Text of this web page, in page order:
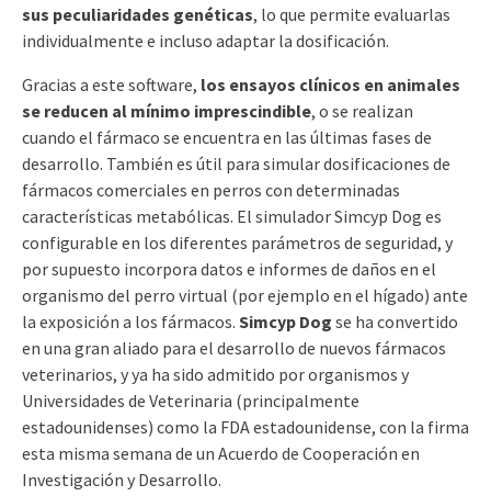
sus peculiaridades genéticas, lo que permite evaluarlas
individualmente e incluso adaptar la dosificación.
Gracias a este software, los ensayos clínicos en animales
se reducen al mínimo imprescindible, o se realizan
cuando el fármaco se encuentra en las últimas fases de
desarrollo. También es útil para simular dosificaciones de
fármacos comerciales en perros con determinadas
características metabólicas. El simulador Simcyp Dog es
configurable en los diferentes parámetros de seguridad, y
por supuesto incorpora datos e informes de daños en el
organismo del perro virtual (por ejemplo en el hígado) ante
la exposición a los fármacos. Simcyp Dog se ha convertido
en una gran aliado para el desarrollo de nuevos fármacos
veterinarios, y ya ha sido admitido por organismos y
Universidades de Veterinaria (principalmente
estadounidenses) como la FDA estadounidense, con la firma
esta misma semana de un Acuerdo de Cooperación en
Investigación y Desarrollo.